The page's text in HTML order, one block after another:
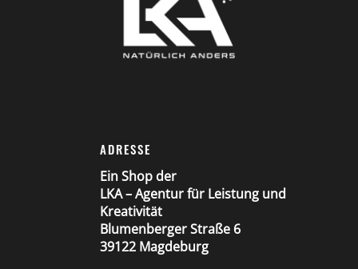
ADRESSE
Ein Shop der
LKA – Agentur für Leistung und
Kreativität
Blumenberger Straße 6
39122 Magdeburg